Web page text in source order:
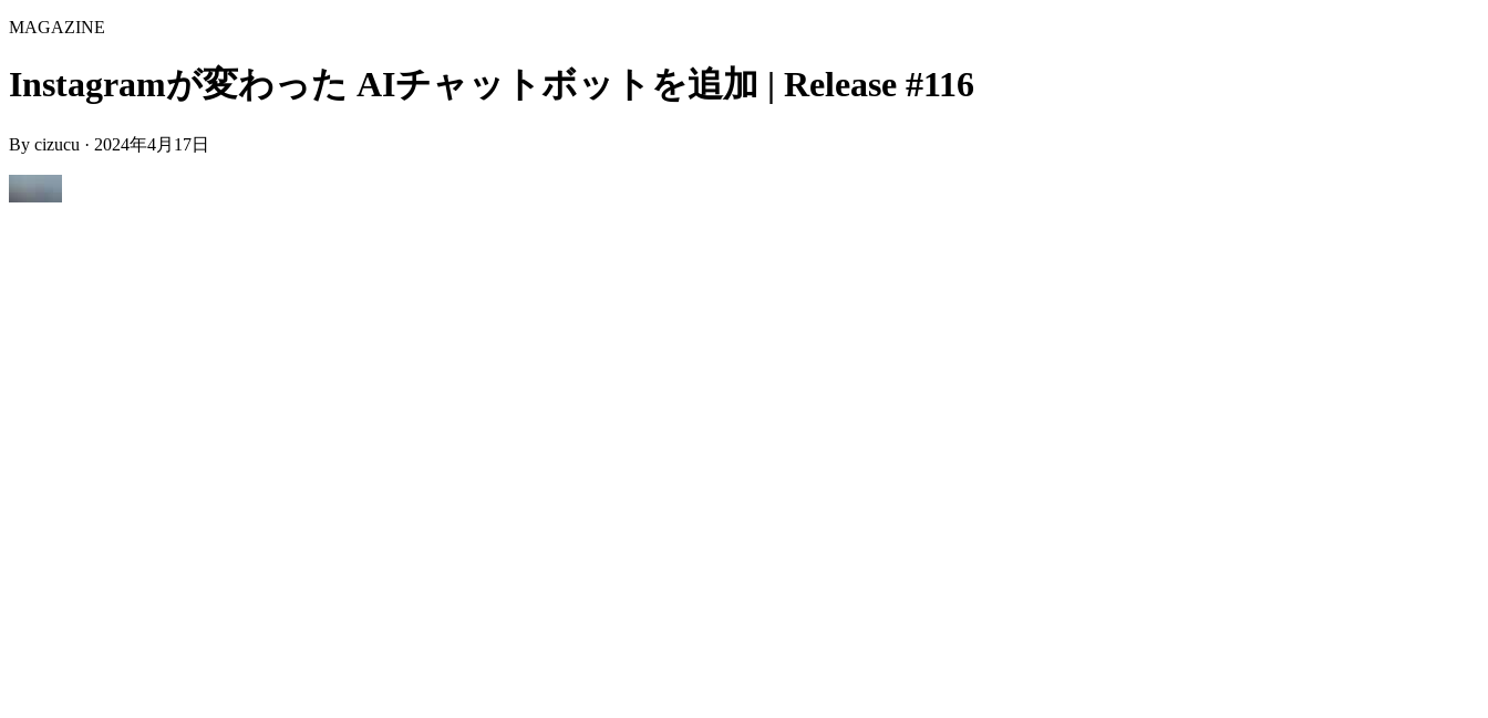
MAGAZINE
Instagramが変わった AIチャットボットを追加 | Release #116
By cizucu · 2024年4月17日